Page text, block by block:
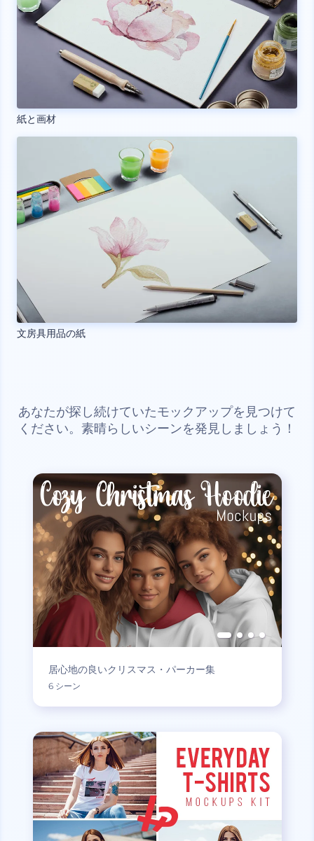
紙と画材
文房具用品の紙
あなたが探し続けていたモックアップを見つけて
ください。素晴らしいシーンを発見しましょう！
居心地の良いクリスマス・パーカー集
6 シーン